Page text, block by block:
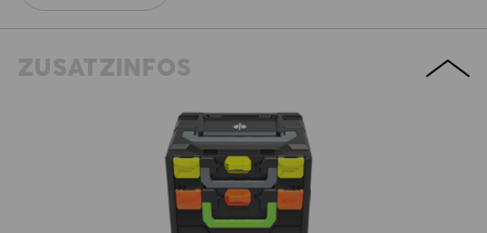
1x STRAUSSbox 145 midi+ N
STRAUSSbox Verschlüsse
STRAUSSbox Frontgriff uni + Deckelgriff
ZUSATZINFOS